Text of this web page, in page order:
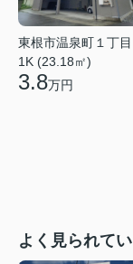
東根市温泉町１丁目
1K (23.18㎡)
3.8万円
よく見られて